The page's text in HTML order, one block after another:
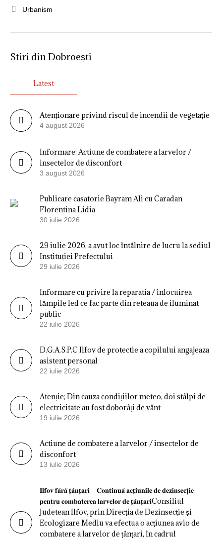
Urbanism
Stiri din Dobroești
Latest
Atenționare privind riscul de incendii de vegetație
4 august 2026
Informare: Actiune de combatere a larvelor /
insectelor de disconfort
3 august 2026
Publicare casatorie Bayram Ali cu Caradan
Florentina Lidia
30 iulie 2026
29 iulie 2026, a avut loc întâlnire de lucru la sediul
Instituției Prefectului
29 iulie 2026
Informare cu privire la reparatia / înlocuirea
lămpile led ce fac parte din reteaua de iluminat
public
22 iulie 2026
D.G.A.S.P.C Ilfov de protectie a copilului angajeaza
asistent personal
22 iulie 2026
Atenție; Din cauza condițiilor meteo, doi stâlpi de
electricitate au fost doborâți de vânt
19 iulie 2026
Actiune de combatere a larvelor / insectelor de
disconfort
13 iulie 2026
𝐈𝐥𝐟𝐨𝐯 𝐟𝐚̆𝐫𝐚̆ 𝐭̦𝐚̂𝐧𝐭̦𝐚𝐫𝐢 – 𝐂𝐨𝐧𝐭𝐢𝐧𝐮𝐚̆ 𝐚𝐜𝐭̦𝐢𝐮𝐧𝐢𝐥𝐞 𝐝𝐞 𝐝𝐞𝐳𝐢𝐧𝐬𝐞𝐜𝐭̦𝐢𝐞
𝐩𝐞𝐧𝐭𝐫𝐮 𝐜𝐨𝐦𝐛𝐚𝐭𝐞𝐫𝐞𝐚 𝐥𝐚𝐫𝐯𝐞𝐥𝐨𝐫 𝐝𝐞 𝐭̦𝐚̂𝐧𝐭̦𝐚𝐫𝐢Consiliul
Judetean Ilfov, prin Direcția de Dezinsecție și
Ecologizare Mediu va efectua o acțiunea avio de
combatere a larvelor de țânțari, în cadrul